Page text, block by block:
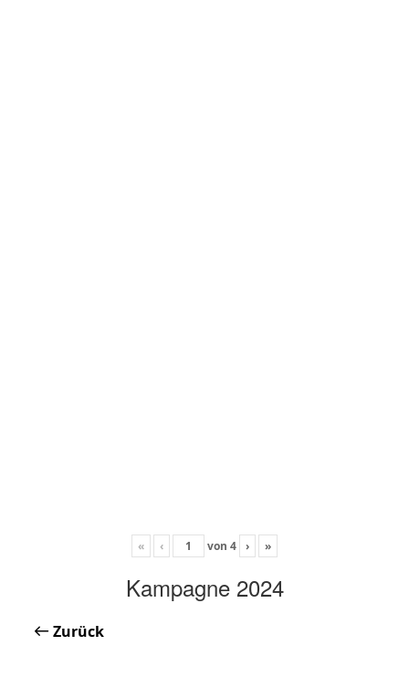
« ‹ von 4 › »
Kampagne 2024
Zurück